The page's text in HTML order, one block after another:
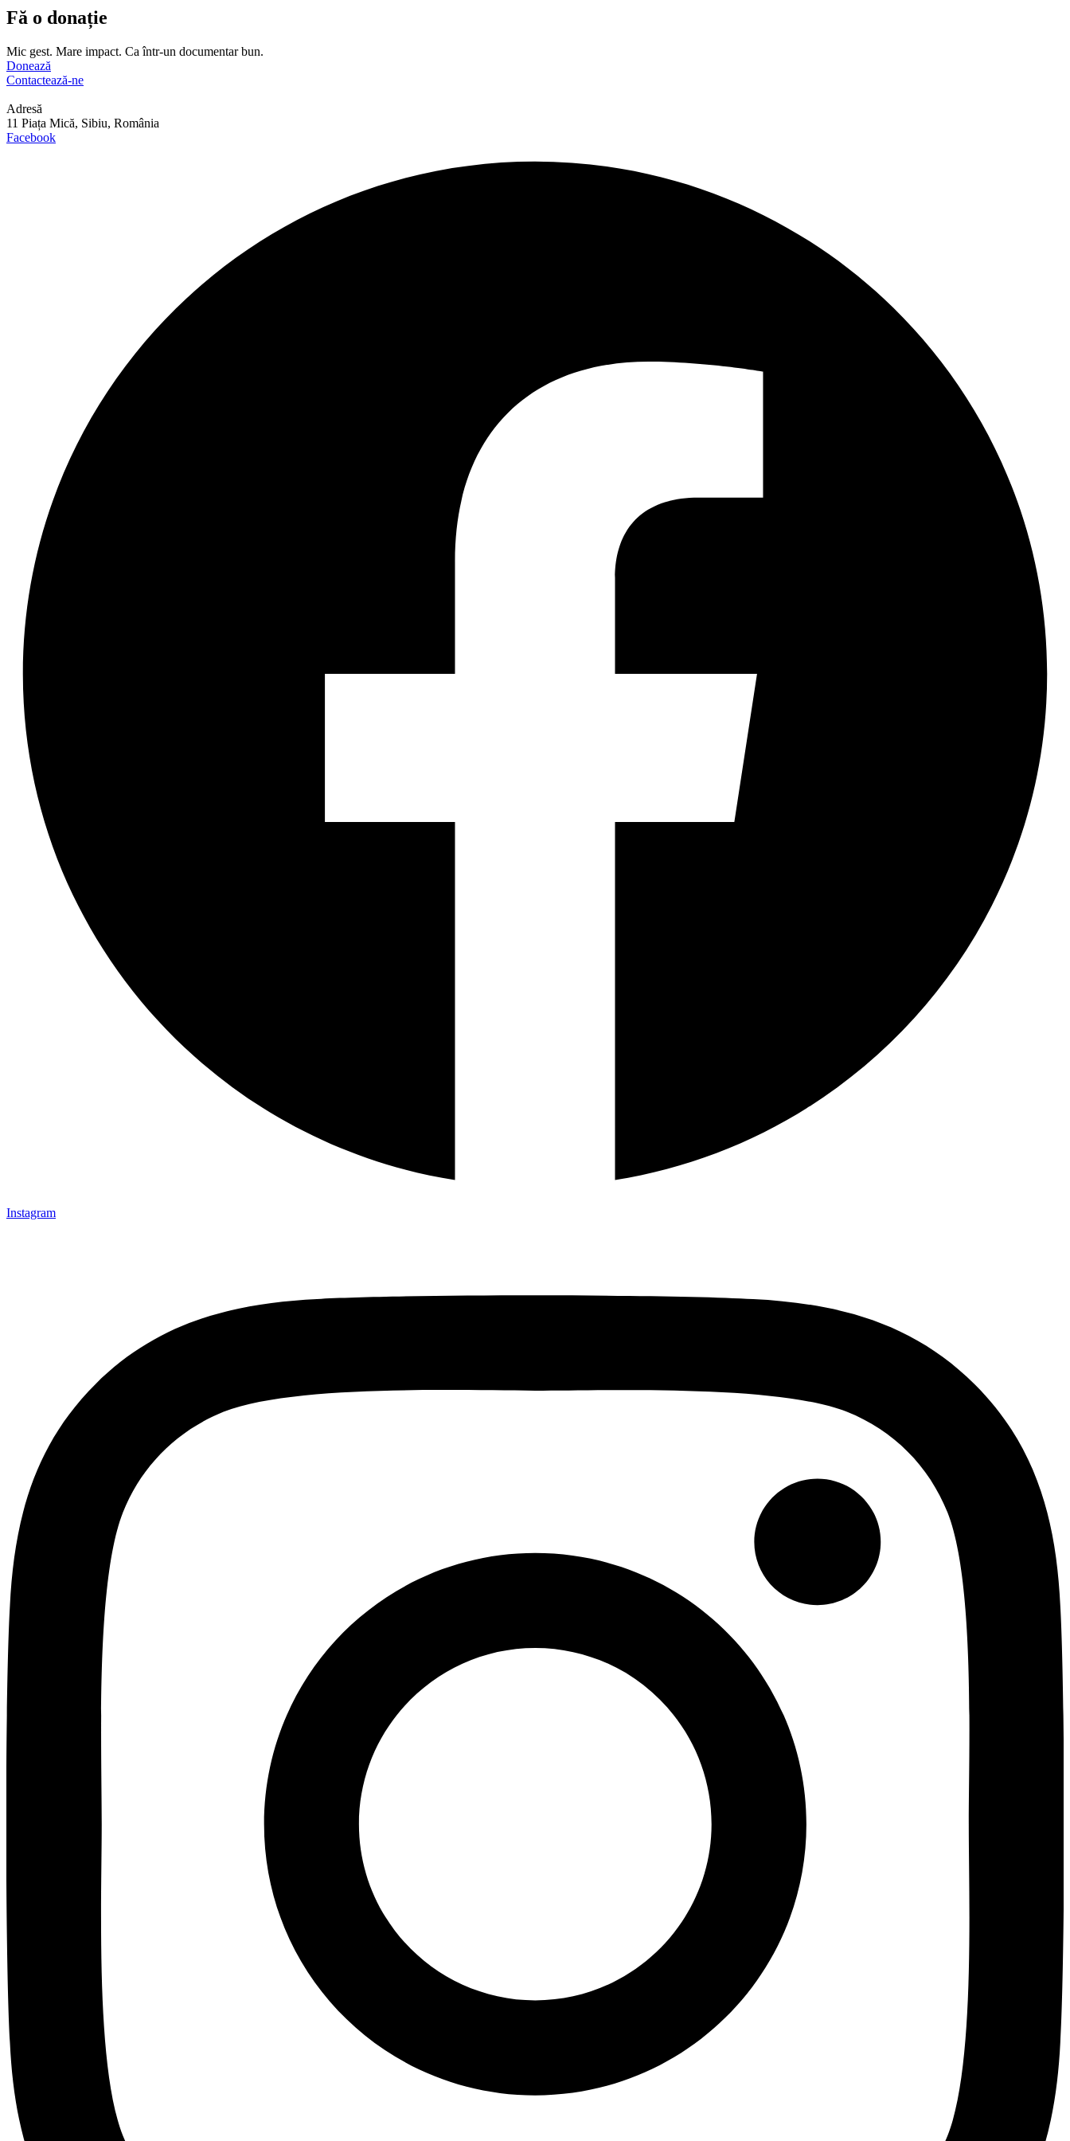
Fă o donație
Mic gest. Mare impact. Ca într-un documentar bun.
Donează
Contactează-ne
Adresă
11 Piața Mică, Sibiu, România
Facebook
Instagram